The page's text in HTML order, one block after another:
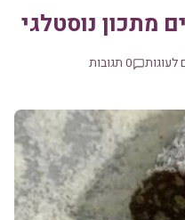
מתכון נוסטלגי
לעוגות 0 תגובות